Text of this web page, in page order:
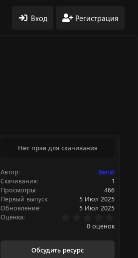
Вход Регистрация
Нет прав для скачивания
Автор
Aerial
Скачивания
1
Просмотры
466
Первый выпуск
5 Июл 2025
Обновление
5 Июл 2025
Оценка
.
0
0 оценок
Обсудить ресурс